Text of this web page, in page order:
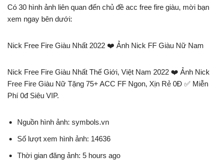
Có 30 hình ảnh liên quan đến chủ đề acc free fire giàu, mời bạn
xem ngay bên dưới:
Nick Free Fire Giàu Nhất 2022 ❤️️ Ảnh Nick FF Giàu Nữ Nam
Nick Free Fire Giàu Nhất Thế Giới, Việt Nam 2022 ❤️️ Ảnh Nick
Free Fire Giàu Nữ Tặng 75+ ACC FF Ngon, Xịn Rẻ 0Đ ✅ Miễn
Phí 0đ Siêu VIP.
Nguồn hình ảnh: symbols.vn
Số lượt xem hình ảnh: 14636
Thời gian đăng ảnh: 5 hours ago